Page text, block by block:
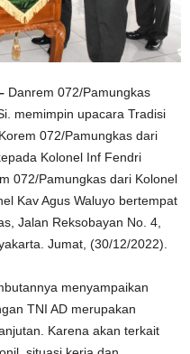
Danrem 072/Pamungkas
memimpin upacara Tradisi
072/Pamungkas dari
Kolonel Inf Fendri
072/Pamungkas dari Kolonel
Kav Agus Waluyo bertempat
Jalan Reksobayan No. 4,
Jumat, (30/12/2022).
menyampaikan
TNI AD merupakan
Karena akan terkait